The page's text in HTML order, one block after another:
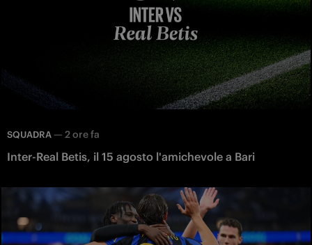
SQUADRA — 2 ore fa
Inter-Real Betis, il 15 agosto l'amichevole a Bari